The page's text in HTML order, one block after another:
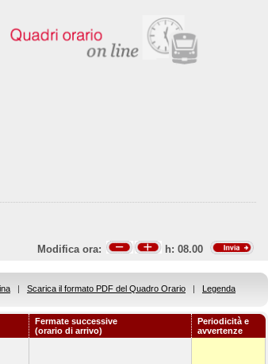
Modifica ora: h: 08.00
| Scarica il formato PDF del Quadro Orario | Legenda
Fermate successive
(orario di arrivo)
Periodicità e
avvertenze